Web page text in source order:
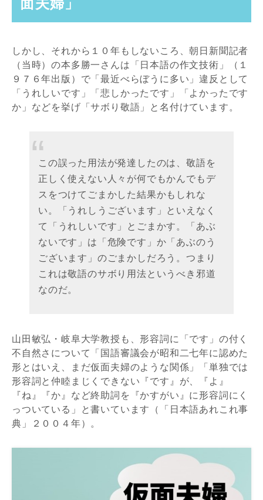
しかし、それから１０年もしないころ、朝日新聞記者
（当時）の本多勝一さんは「日本語の作文技術」（１
９７６年出版）で「最近べらぼうに多い」違反として
「うれしいです」「悲しかったです」「よかったです
か」などを挙げ「サボり敬語」と名付けています。
この誤った用法が発達したのは、敬語を
正しく使えない人々が何でもかんでもデ
スをつけてごまかした結果かもしれな
い。「うれしうございます」といえなく
て「うれしいです」とごまかす。「あぶ
ないです」は「危険です」か「あぶのう
ございます」のごまかしだろう。つまり
これは敬語のサボり用法というべき邪道
なのだ。
山田敏弘・岐阜大学教授も、形容詞に「です」の付く
不自然さについて「国語審議会が昭和二七年に認めた
形とはいえ、まだ仮面夫婦のような関係」「単独では
形容詞と仲睦まじくできない『です』が、『よ』
『ね』『か』など終助詞を『かすがい』に形容詞にく
っついている」と書いています（「日本語あれこれ事
典」２００４年）。